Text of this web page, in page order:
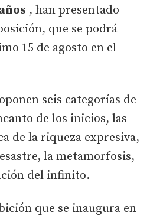
, han presentado
que se podrá
15 de agosto en el
seis categorías de
de los inicios, las
de la riqueza expresiva,
la metamorfosis,
del infinito.
que se inaugura en